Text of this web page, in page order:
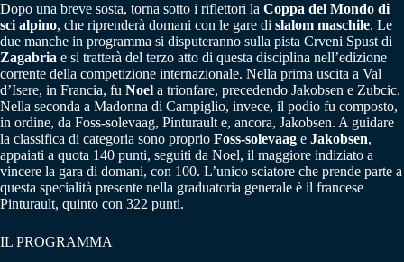
Dopo una breve sosta, torna sotto i riflettori la Coppa del Mondo di
sci alpino, che riprenderà domani con le gare di slalom maschile. Le
due manche in programma si disputeranno sulla pista Crveni Spust di
Zagabria e si tratterà del terzo atto di questa disciplina nell’edizione
corrente della competizione internazionale. Nella prima uscita a Val
d’Isere, in Francia, fu Noel a trionfare, precedendo Jakobsen e Zubcic.
Nella seconda a Madonna di Campiglio, invece, il podio fu composto,
in ordine, da Foss-solevaag, Pinturault e, ancora, Jakobsen. A guidare
la classifica di categoria sono proprio Foss-solevaag e Jakobsen,
appaiati a quota 140 punti, seguiti da Noel, il maggiore indiziato a
vincere la gara di domani, con 100. L’unico sciatore che prende parte a
questa specialità presente nella graduatoria generale è il francese
Pinturault, quinto con 322 punti.
IL PROGRAMMA